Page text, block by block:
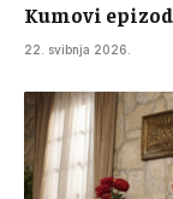
Kumovi
22. svibnja 2026.